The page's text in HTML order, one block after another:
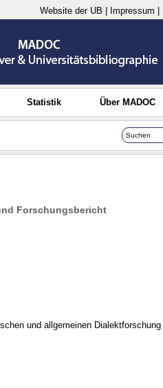
Website der UB Impressum
Statistik Über MADOC
Forschungsbericht
und allgemeinen Dialektforschung